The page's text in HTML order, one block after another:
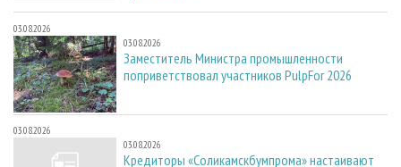
03.08.2026
03.08.2026
Заместитель Министра промышленности
поприветствовал участников PulpFor 2026
03.08.2026
03.08.2026
Кредиторы «Соликамскбумпрома» настаивают